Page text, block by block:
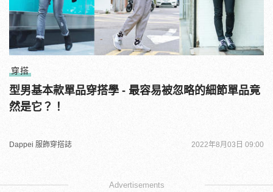
穿搭
型男基本款單品穿搭學 - 最容易被忽略的細節單品竟
然是它？！
Dappei 服飾穿搭誌 2022年8月03日 09:00
Advertisements